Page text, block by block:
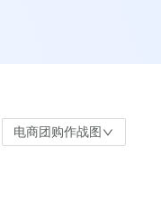
电商团购作战图